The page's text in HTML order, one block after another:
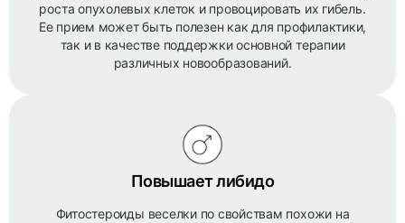
роста опухолевых клеток и провоцировать их гибель.
Ее прием может быть полезен как для профилактики,
так и в качестве поддержки основной терапии
различных новообразований.
Повышает либидо
Фитостероиды веселки по свойствам похожи на